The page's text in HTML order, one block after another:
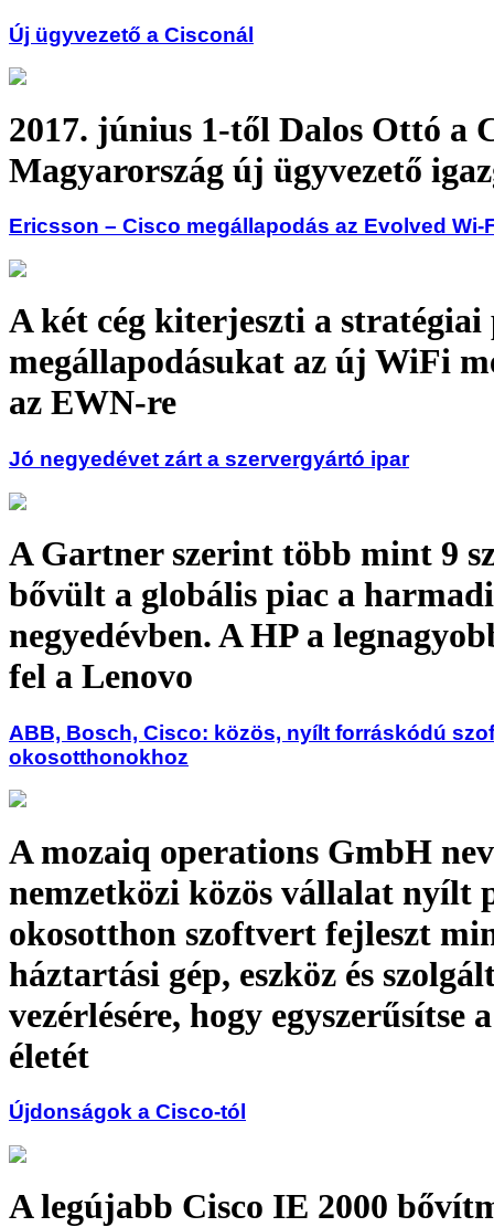
Új ügyvezető a Cisconál
2017. június 1-től Dalos Ottó a
Magyarország új ügyvezető
Ericsson – Cisco megállapodás az Evolved Wi-
A két cég kiterjeszti a
megállapodásukat az új WiFi
az EWN-re
Jó negyedévet zárt a szervergyártó ipar
A Gartner szerint több mint 9
bővült a globális piac a
negyedévben. A HP a
fel a Lenovo
ABB, Bosch, Cisco: közös, nyílt forráskódú
okosotthonokhoz
A mozaiq operations GmbH
nemzetközi közös vállalat nyílt
okosotthon szoftvert fejleszt
háztartási gép, eszköz és
vezérlésére, hogy egyszerűsítse
életét
Újdonságok a Cisco-tól
A legújabb Cisco IE 2000